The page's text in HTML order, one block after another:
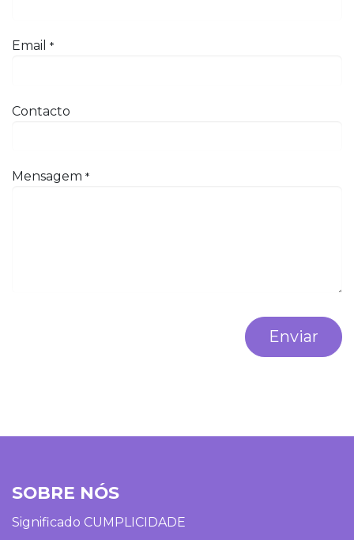
Email *
Contacto
Mensagem *
Enviar
SOBRE NÓS
Significado CUMPLICIDADE